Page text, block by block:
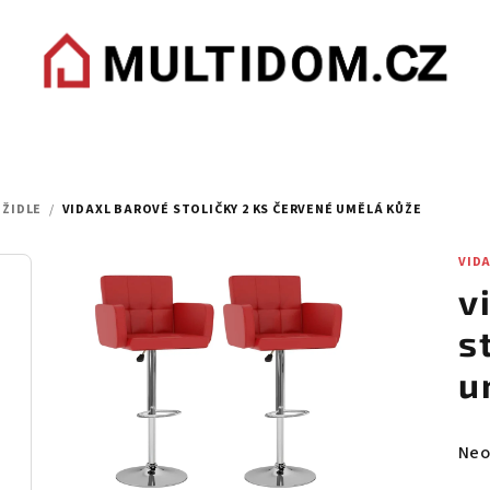
/ VIDAXL BAROVÉ STOLIČKY 2 KS ČERVENÉ UMĚLÁ KŮŽE